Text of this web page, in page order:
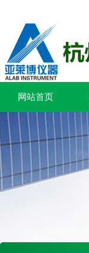
网站首页